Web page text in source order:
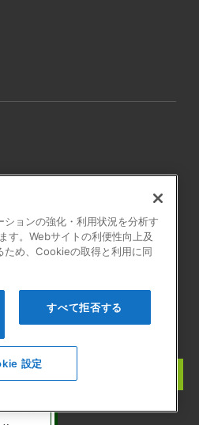
ョンの強化・利用状況を分析す
す。Webサイトの利便性向上及
ため、Cookieの取得と利用に同
すべて拒否する
設定